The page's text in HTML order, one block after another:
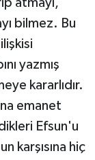
atmayı,
bilmez. Bu
yazmış
kararlıdır.
emanet
Efsun'u
karşısına hiç